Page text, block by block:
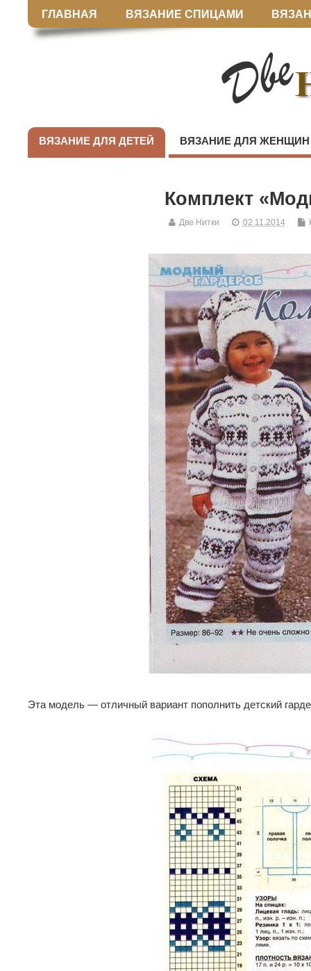
ГЛАВНАЯ ВЯЗАНИЕ СПИЦАМИ
ВЯЗАНИЕ ДЛЯ ДЕТЕЙ ВЯЗАНИЕ ДЛЯ ЖЕНЩИН
Комплект
Две Нитки 02.11.2014
Эта модель — отличный вариант пополнить детский